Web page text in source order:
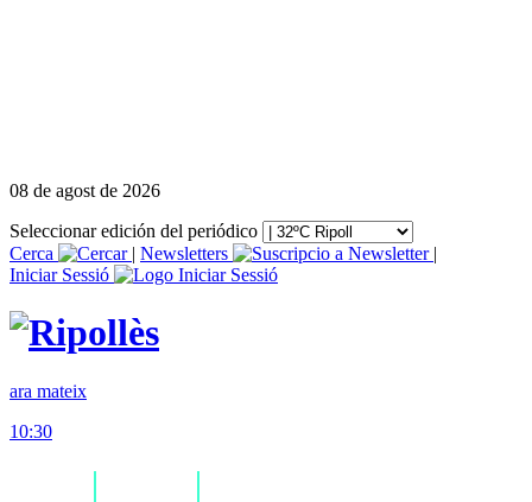
08 de agost de 2026
Seleccionar edición del periódico
Cerca
| Newsletters
|
Iniciar Sessió
ara mateix
10:30